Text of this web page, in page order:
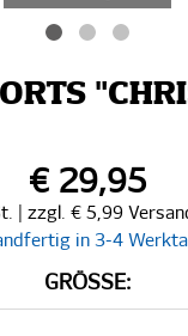
€ 29,95
| zzgl. € 5,99
in 3-4
GRÖSSE: